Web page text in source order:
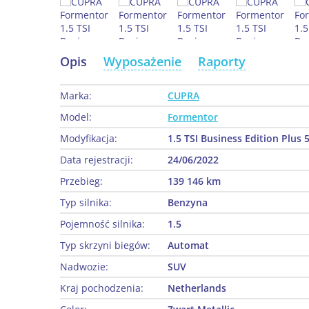
Opis Wyposażenie Raporty
Marka:
CUPRA
Model:
Formentor
Modyfikacja:
1.5 TSI Business Edition Plus
Data rejestracji:
24/06/2022
Przebieg:
139 146 km
Typ silnika:
Benzyna
Pojemność silnika:
1.5
Typ skrzyni biegów:
Automat
Nadwozie:
SUV
Kraj pochodzenia:
Netherlands